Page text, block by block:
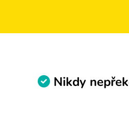
Nikdy